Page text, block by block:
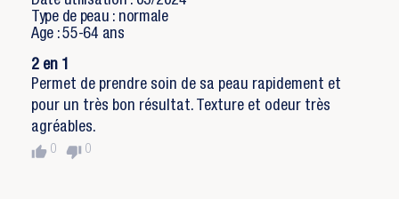
Type de peau : normale
Age : 55-64 ans
2 en 1
Permet de prendre soin de sa peau rapidement et
pour un très bon résultat. Texture et odeur très
agréables.
thumb_up 0 thumb_down 0